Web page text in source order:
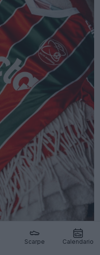
Scarpe Calendario